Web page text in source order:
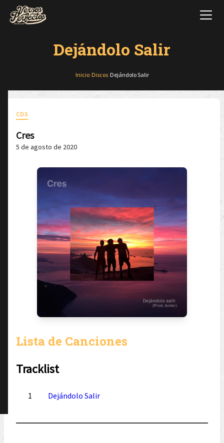
Dejándolo Salir
Inicio/ Discos/ Dejándolo Salir
CDS
Cres
5 de agosto de 2020
Lista de Canciones
Tracklist
1 Dejándolo Salir